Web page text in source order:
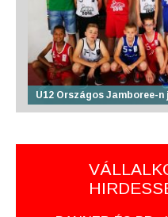
U12 Országos Jamboree-